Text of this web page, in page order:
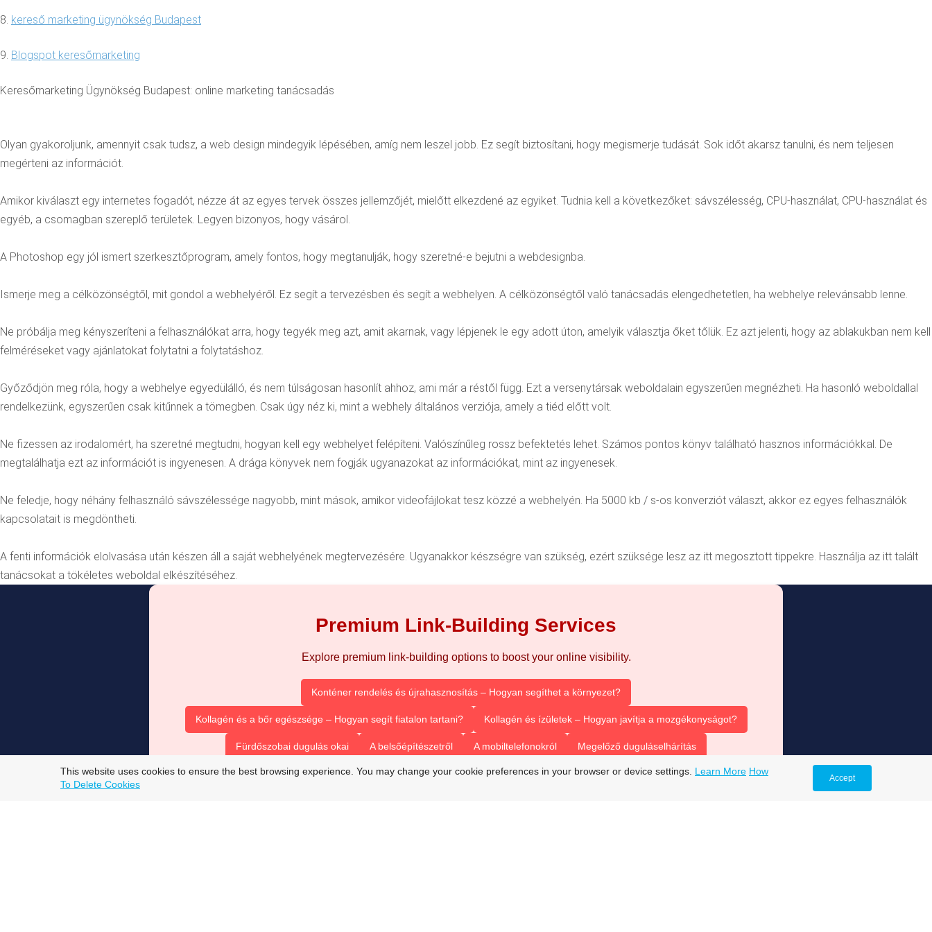
8. kereső marketing ügynökség Budapest
9. Blogspot keresőmarketing
Keresőmarketing Ügynökség Budapest: online marketing tanácsadás
Olyan gyakoroljunk, amennyit csak tudsz, a web design mindegyik lépésében, amíg nem leszel jobb. Ez segít biztosítani, hogy megismerje tudását. Sok időt akarsz tanulni, és nem teljesen
megérteni az információt.
Amikor kiválaszt egy internetes fogadót, nézze át az egyes tervek összes jellemzőjét, mielőtt elkezdené az egyiket. Tudnia kell a következőket: sávszélesség, CPU-használat, CPU-használat és
egyéb, a csomagban szereplő területek. Legyen bizonyos, hogy vásárol.
A Photoshop egy jól ismert szerkesztőprogram, amely fontos, hogy megtanulják, hogy szeretné-e bejutni a webdesignba.
Ismerje meg a célközönségtől, mit gondol a webhelyéről. Ez segít a tervezésben és segít a webhelyen. A célközönségtől való tanácsadás elengedhetetlen, ha webhelye relevánsabb lenne.
Ne próbálja meg kényszeríteni a felhasználókat arra, hogy tegyék meg azt, amit akarnak, vagy lépjenek le egy adott úton, amelyik választja őket tőlük. Ez azt jelenti, hogy az ablakukban nem kell
felméréseket vagy ajánlatokat folytatni a folytatáshoz.
Győződjön meg róla, hogy a webhelye egyedülálló, és nem túlságosan hasonlít ahhoz, ami már a réstől függ. Ezt a versenytársak weboldalain egyszerűen megnézheti. Ha hasonló weboldallal
rendelkezünk, egyszerűen csak kitűnnek a tömegben. Csak úgy néz ki, mint a webhely általános verziója, amely a tiéd előtt volt.
Ne fizessen az irodalomért, ha szeretné megtudni, hogyan kell egy webhelyet felépíteni. Valószínűleg rossz befektetés lehet. Számos pontos könyv található hasznos információkkal. De
megtalálhatja ezt az információt is ingyenesen. A drága könyvek nem fogják ugyanazokat az információkat, mint az ingyenesek.
Ne feledje, hogy néhány felhasználó sávszélessége nagyobb, mint mások, amikor videofájlokat tesz közzé a webhelyén. Ha 5000 kb / s-os konverziót választ, akkor ez egyes felhasználók
kapcsolatait is megdöntheti.
A fenti információk elolvasása után készen áll a saját webhelyének megtervezésére. Ugyanakkor készségre van szükség, ezért szüksége lesz az itt megosztott tippekre. Használja az itt talált
tanácsokat a tökéletes weboldal elkészítéséhez.
Premium Link-Building Services
Explore premium link-building options to boost your online visibility.
Konténer rendelés és újrahasznosítás – Hogyan segíthet a környezet?
Kollagén és a bőr egészsége – Hogyan segít fiatalon tartani? Kollagén és ízületek – Hogyan javítja a mozgékonyságot?
Fürdőszobai dugulás okai A belsőépítészetről A mobiltelefonokról Megelőző duguláselhárítás
Vízsugaras duguláselhárítás Duguláselhárítás természetes módon
This website uses cookies to ensure the best browsing experience. You may change your cookie preferences in your browser or device settings. Learn More How
To Delete Cookies
Accept